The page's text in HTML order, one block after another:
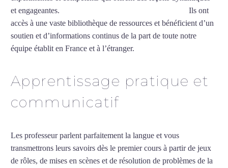
et engageantes.
Ils ont
accès à une vaste bibliothèque de ressources et bénéficient d’un
soutien et d’informations continus de la part de toute notre
équipe établit en France et à l’étranger.
Apprentissage pratique et
communicatif
Les professeur parlent parfaitement la langue et vous
transmettrons leurs savoirs dès le premier cours à partir de jeux
de rôles, de mises en scènes et de résolution de problèmes de la